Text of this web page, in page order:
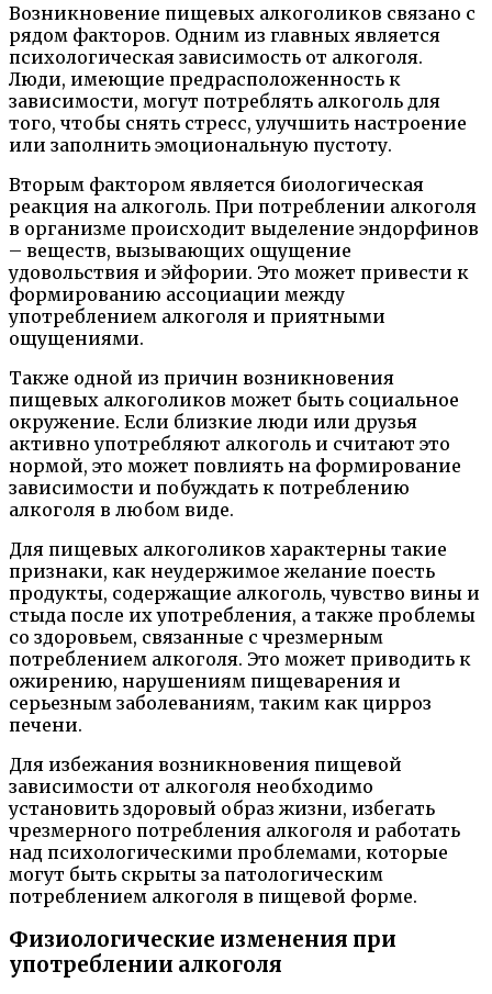
Возникновение пищевых алкоголиков связано с
рядом факторов. Одним из главных является
психологическая зависимость от алкоголя.
Люди, имеющие предрасположенность к
зависимости, могут потреблять алкоголь для
того, чтобы снять стресс, улучшить настроение
или заполнить эмоциональную пустоту.
Вторым фактором является биологическая
реакция на алкоголь. При потреблении алкоголя
в организме происходит выделение эндорфинов
– веществ, вызывающих ощущение
удовольствия и эйфории. Это может привести к
формированию ассоциации между
употреблением алкоголя и приятными
ощущениями.
Также одной из причин возникновения
пищевых алкоголиков может быть социальное
окружение. Если близкие люди или друзья
активно употребляют алкоголь и считают это
нормой, это может повлиять на формирование
зависимости и побуждать к потреблению
алкоголя в любом виде.
Для пищевых алкоголиков характерны такие
признаки, как неудержимое желание поесть
продукты, содержащие алкоголь, чувство вины и
стыда после их употребления, а также проблемы
со здоровьем, связанные с чрезмерным
потреблением алкоголя. Это может приводить к
ожирению, нарушениям пищеварения и
серьезным заболеваниям, таким как цирроз
печени.
Для избежания возникновения пищевой
зависимости от алкоголя необходимо
установить здоровый образ жизни, избегать
чрезмерного потребления алкоголя и работать
над психологическими проблемами, которые
могут быть скрыты за патологическим
потреблением алкоголя в пищевой форме.
Физиологические изменения при
употреблении алкоголя